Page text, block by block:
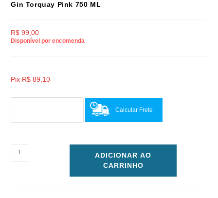
Gin Torquay Pink 750 ML
R$ 99,00
Disponível por encomenda
Pix R$ 89,10
Calcular Frete
ADICIONAR AO
CARRINHO